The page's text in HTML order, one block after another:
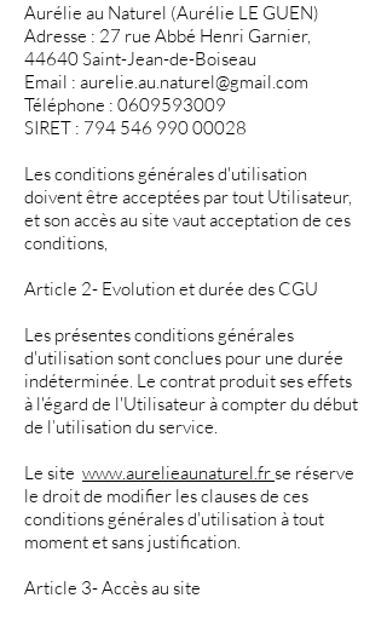
Aurélie au Naturel (Aurélie LE GUEN)
Adresse : 27 rue Abbé Henri Garnier,
44640 Saint-Jean-de-Boiseau
Email : aurelie.au.naturel@gmail.com
Téléphone : 0609593009
SIRET : 794 546 990 00028
Les conditions générales d'utilisation
doivent être acceptées par tout Utilisateur,
et son accès au site vaut acceptation de ces
conditions,
Article 2- Evolution et durée des CGU
Les présentes conditions générales
d'utilisation sont conclues pour une durée
indéterminée. Le contrat produit ses effets
à l'égard de l'Utilisateur à compter du début
de l’utilisation du service.
Le site www.aurelieaunaturel.frse réserve
le droit de modifier les clauses de ces
conditions générales d'utilisation à tout
moment et sans justification.
Article 3- Accès au site